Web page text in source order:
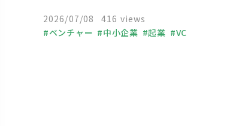
2026/07/08
416 views
ベンチャー
中小企業 起業
VC